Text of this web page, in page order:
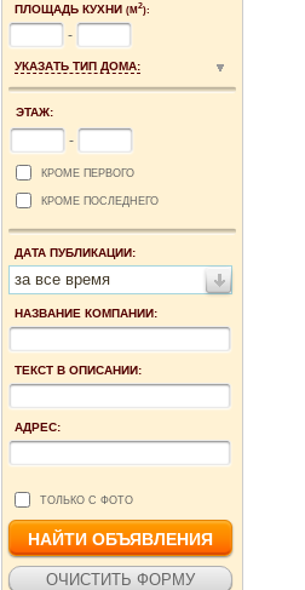
ПЛОЩАДЬ КУХНИ (М2):
-
УКАЗАТЬ ТИП ДОМА:
ЭТАЖ:
-
КРОМЕ ПЕРВОГО
КРОМЕ ПОСЛЕДНЕГО
ДАТА ПУБЛИКАЦИИ:
за все время
НАЗВАНИЕ КОМПАНИИ:
ТЕКСТ В ОПИСАНИИ:
АДРЕС:
ТОЛЬКО С ФОТО